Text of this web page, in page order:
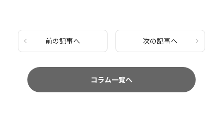
前の記事へ 次の記事へ
コラム一覧へ